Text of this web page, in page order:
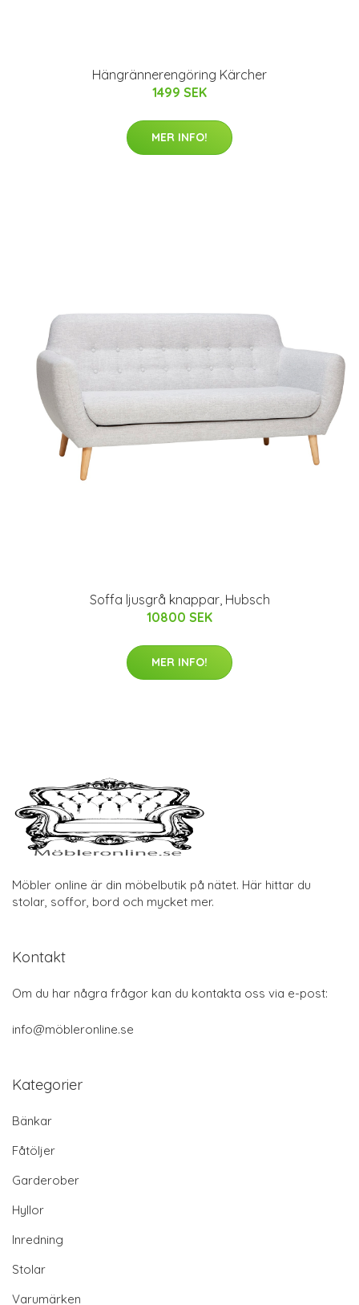
Hängrännerengöring Kärcher
1499 SEK
MER INFO!
Soffa ljusgrå knappar, Hubsch
10800 SEK
MER INFO!
Möbler online är din möbelbutik på nätet. Här hittar du
stolar, soffor, bord och mycket mer.
Kontakt
Om du har några frågor kan du kontakta oss via e-post:
info@möbleronline.se
Kategorier
Bänkar
Fåtöljer
Garderober
Hyllor
Inredning
Stolar
Varumärken